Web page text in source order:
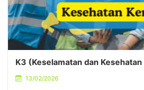
K3 (Keselamatan dan Kesehatan
13/02/2026